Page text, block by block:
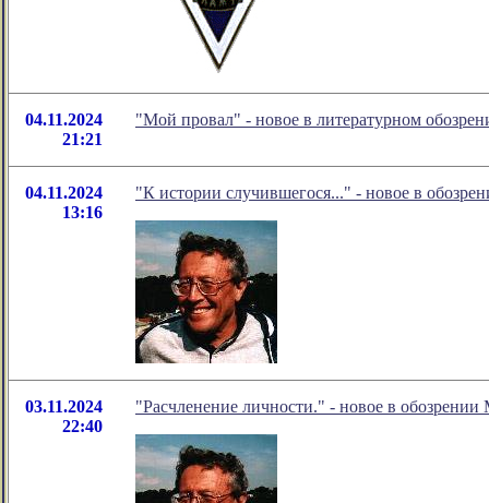
04.11.2024
21:21
"Мой провал" - новое в литературном
04.11.2024
13:16
"К истории случившегося..." - новое в
03.11.2024
22:40
"Расчленение личности." - новое в обозрении